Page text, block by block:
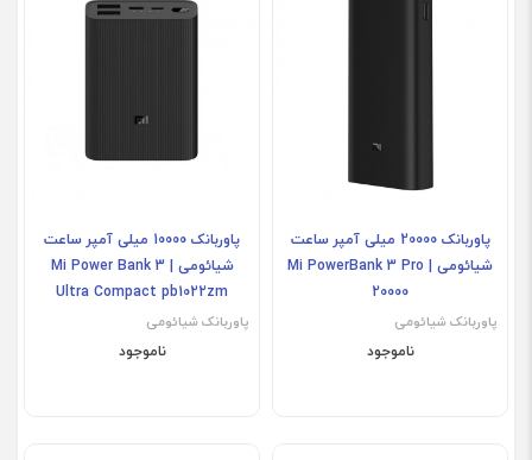
پاوربانک 20000 میلی آمپر ساعت
شیائومی | Mi PowerBank 3 Pro
20000
پاوربانک شیائومی
ناموجود
پاوربانک 10000 میلی آمپر ساعت
شیائومی | Mi Power Bank 3
Ultra Compact pb1022zm
پاوربانک شیائومی
ناموجود